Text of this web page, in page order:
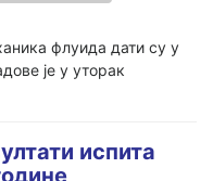
флуида дати су у
је у уторак
испита